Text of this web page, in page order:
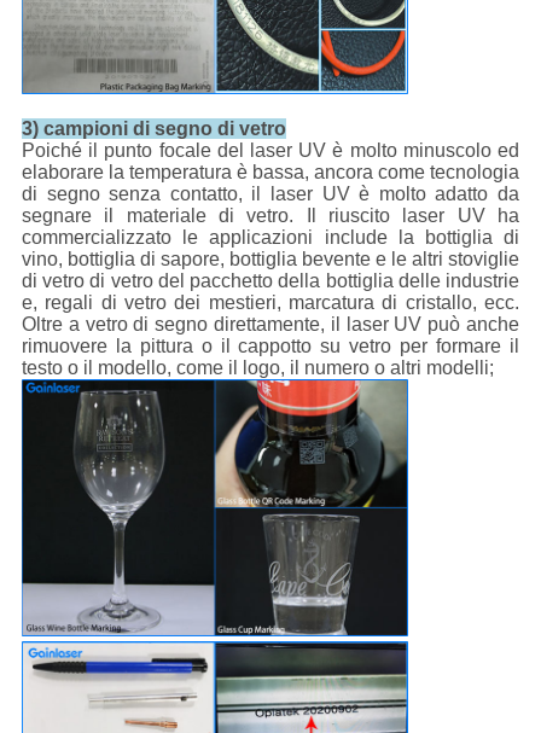
3) campioni di segno di vetro
Poiché il punto focale del laser UV è molto minuscolo ed
elaborare la temperatura è bassa, ancora come tecnologia
di segno senza contatto, il laser UV è molto adatto da
segnare il materiale di vetro. Il riuscito laser UV ha
commercializzato le applicazioni include la bottiglia di
vino, bottiglia di sapore, bottiglia bevente e le altri stoviglie
di vetro di vetro del pacchetto della bottiglia delle industrie
e, regali di vetro dei mestieri, marcatura di cristallo, ecc.
Oltre a vetro di segno direttamente, il laser UV può anche
rimuovere la pittura o il cappotto su vetro per formare il
testo o il modello, come il logo, il numero o altri modelli;